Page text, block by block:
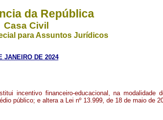
da República
Casa Civil
para Assuntos Jurídicos
JANEIRO DE 2024
incentivo financeiro-educacional, na
público; e altera a Lei nº 13.999, de 18 de maio de